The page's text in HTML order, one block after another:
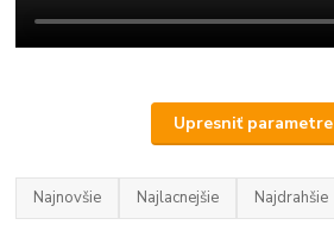
Upresniť parametre
Najnovšie Najlacnejšie Najdrahšie